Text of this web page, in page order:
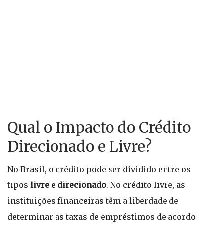
Qual o Impacto do Crédito
Direcionado e Livre?
No Brasil, o crédito pode ser dividido entre os
tipos livre e direcionado. No crédito livre, as
instituições financeiras têm a liberdade de
determinar as taxas de empréstimos de acordo